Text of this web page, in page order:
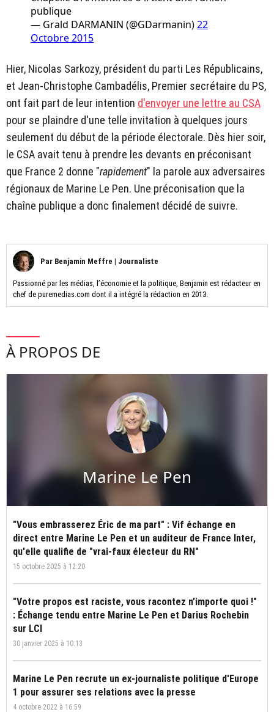
publique
— Grald DARMANIN (@GDarmanin)22
Octobre 2015
Hier, Nicolas Sarkozy, président du parti Les Républicains,
et Jean-Christophe Cambadélis, Premier secrétaire du PS,
ont fait part de leur intention d'envoyer une lettre au CSA
pour se plaindre d'une telle invitation à quelques jours
seulement du début de la période électorale. Dès hier soir,
le CSA avait tenu à prendre les devants en préconisant
que France 2 donne "rapidement" la parole aux adversaires
régionaux de Marine Le Pen. Une préconisation que la
chaîne publique a donc finalement décidé de suivre.
Par Benjamin Meffre | Journaliste
Passionné par les médias, l’économie et la politique, Benjamin est rédacteur en
chef de puremedias.com dont il a intégré la rédaction en 2013.
À PROPOS DE
Marine Le Pen
"Vous embrasserez Éric de ma part" : Vif échange en
direct entre Marine Le Pen et un auditeur de France Inter,
qu'elle qualifie de "vrai-faux électeur du RN"
15 octobre 2025 à 12:20
"Votre propos est raciste, vous racontez n’importe quoi !"
: Échange tendu entre Marine Le Pen et Darius Rochebin
sur LCI
30 janvier 2025 à 10:13
Marine Le Pen recrute un ex-journaliste politique d'Europe
1 pour assurer ses relations avec la presse
4 octobre 2022 à 16:59